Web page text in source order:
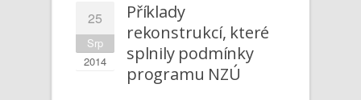
25
Srp
2014
Příklady
rekonstrukcí, které
splnily podmínky
programu NZÚ